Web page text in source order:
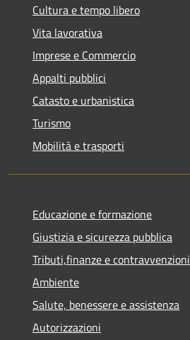
Cultura e tempo libero
Vita lavorativa
Imprese e Commercio
Appalti pubblici
Catasto e urbanistica
Turismo
Mobilità e trasporti
Educazione e formazione
Giustizia e sicurezza pubblica
Tributi,finanze e contravvenzioni
Ambiente
Salute, benessere e assistenza
Autorizzazioni